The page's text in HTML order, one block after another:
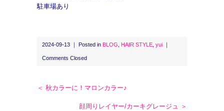
駐車場あり
2024-09-13 ｜ Posted in BLOG HAIR STYLE yui
Comments Closed
＜ 秋カラーに！マロンカラー♪
顔周りレイヤー/カーキグレージュ ＞